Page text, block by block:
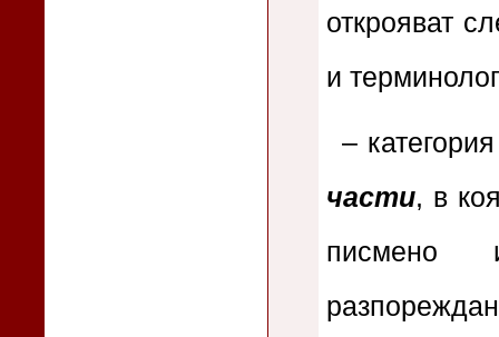
открояват
и
–
части, в
писмено